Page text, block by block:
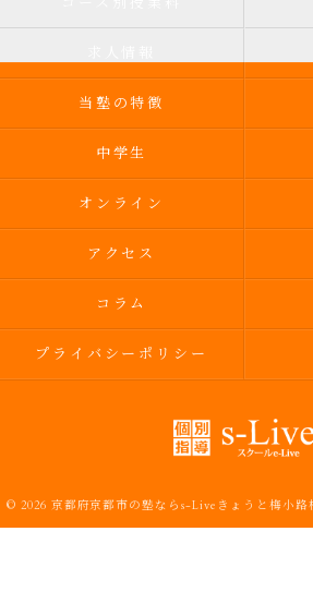
当塾の特徴
中学生
オンライン
アクセス
コラム
プライバシーポリシー
© 2026 京都府京都市の塾ならs-Liveきょうと梅小